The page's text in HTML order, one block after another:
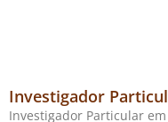
Investigador
Investigador Particular